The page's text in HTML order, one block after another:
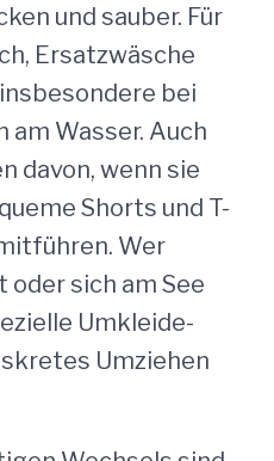
und sauber. Für
Ersatzwäsche
bei
Wasser. Auch
davon, wenn sie
Shorts und T-
Wer
sich am See
Umkleide-
Umziehen